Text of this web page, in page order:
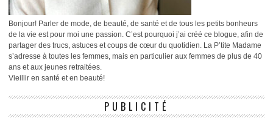
Bonjour! Parler de mode, de beauté, de santé et de tous les petits bonheurs
de la vie est pour moi une passion. C’est pourquoi j’ai créé ce blogue, afin de
partager des trucs, astuces et coups de cœur du quotidien. La P’tite Madame
s’adresse à toutes les femmes, mais en particulier aux femmes de plus de 40
ans et aux jeunes retraitées.
Vieillir en santé et en beauté!
PUBLICITÉ